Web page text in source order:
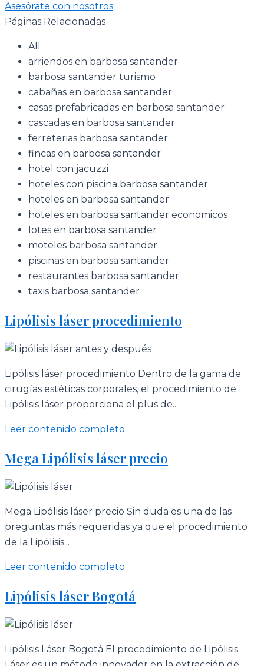
Asesórate con nosotros
Páginas Relacionadas
All
arriendos en barbosa santander
barbosa santander turismo
cabañas en barbosa santander
casas prefabricadas en barbosa santander
cascadas en barbosa santander
ferreterias barbosa santander
fincas en barbosa santander
hotel con jacuzzi
hoteles con piscina barbosa santander
hoteles en barbosa santander
hoteles en barbosa santander economicos
lotes en barbosa santander
moteles barbosa santander
piscinas en barbosa santander
restaurantes barbosa santander
taxis barbosa santander
Lipólisis láser procedimiento
Lipólisis láser procedimiento Dentro de la gama de
cirugías estéticas corporales, el procedimiento de
Lipólisis láser proporciona el plus de...
Leer contenido completo
Mega Lipólisis láser precio
Mega Lipólisis láser precio Sin duda es una de las
preguntas más requeridas ya que el procedimiento
de la Lipólisis...
Leer contenido completo
Lipólisis láser Bogotá
Lipólisis Láser Bogotá El procedimiento de Lipólisis